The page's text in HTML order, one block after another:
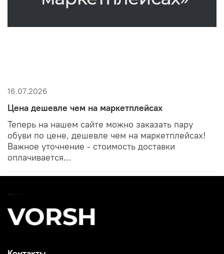
16.07.2026
Цена дешевле чем на маркетплейсах
Теперь на нашем сайте можно заказать пару
обуви по цене, дешевле чем на маркетплейсах!
Важное уточнение - стоимость доставки
оплачивается...